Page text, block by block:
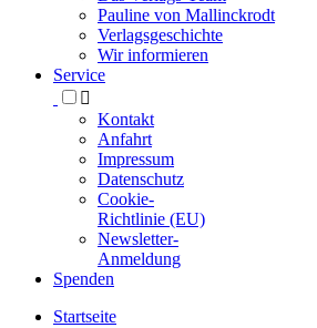
Pauline von Mallinckrodt
Verlagsgeschichte
Wir informieren
Service

Kontakt
Anfahrt
Impressum
Datenschutz
Cookie-
Richtlinie (EU)
Newsletter-
Anmeldung
Spenden
Startseite